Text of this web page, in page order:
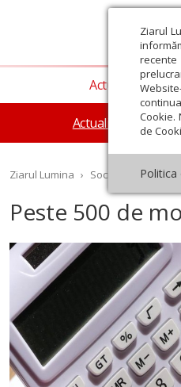
Ziarul
recente
Cookie.
de
Politica
Actualitate
Actualitate socială
Ziarul Lumina › Societate ›
Peste 500 de
Octombrie Noiembrie